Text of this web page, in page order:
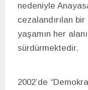
nedeniyle
cezalandırılan bir
yaşamın her
sürdürmektedir.
2002’de